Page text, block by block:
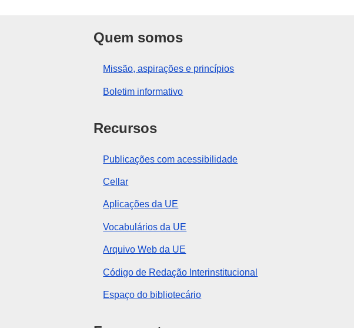
Quem somos
Missão, aspirações e princípios
Boletim informativo
Recursos
Publicações com acessibilidade
Cellar
Aplicações da UE
Vocabulários da UE
Arquivo Web da UE
Código de Redação Interinstitucional
Espaço do bibliotecário